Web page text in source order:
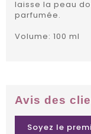
laisse la peau
parfumée.
Volume: 100 ml
Avis des
Soyez le